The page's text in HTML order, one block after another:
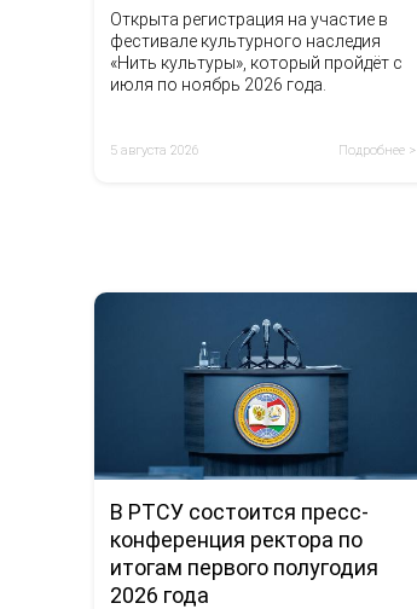
Открыта регистрация на участие в
фестивале культурного наследия
«Нить культуры», который пройдёт с
июля по ноябрь 2026 года.
5 августа 2026 Подробнее >
В РТСУ состоится пресс-
конференция ректора по
итогам первого полугодия
2026 года